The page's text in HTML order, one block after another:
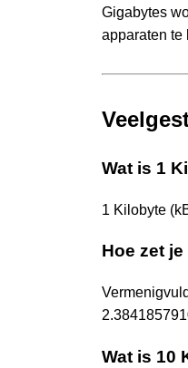
Gigabytes
apparaten te
Wat is 1
1 Kilobyte
Hoe zet
Wat is 10